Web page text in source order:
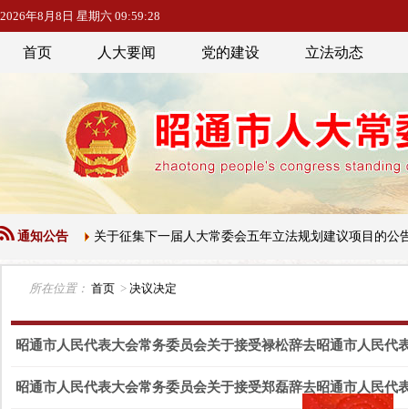
2026年8月8日 星期六 09:59:28
首页 人大要闻 党的建设 立法动态
通知公告
四号 关于征集下一届人大常委会五年立法规划建议项目的公告
所在位置： 首页 > 决议决定
昭通市人民代表大会常务委员会关于接受禄松辞去昭通市人民代
昭通市人民代表大会常务委员会关于接受郑磊辞去昭通市人民代